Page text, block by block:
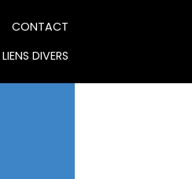
CONTACT
LIENS DIVERS